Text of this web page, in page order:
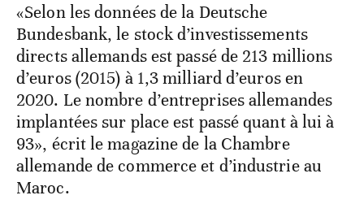
«Selon les données de la Deutsche
Bundesbank, le stock d’investissements
directs allemands est passé de 213 millions
d’euros (2015) à 1,3 milliard d’euros en
2020. Le nombre d’entreprises allemandes
implantées sur place est passé quant à lui à
93», écrit le magazine de la Chambre
allemande de commerce et d’industrie au
Maroc.